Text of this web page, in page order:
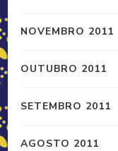
NOVEMBRO 2011
OUTUBRO 2011
SETEMBRO 2011
AGOSTO 2011